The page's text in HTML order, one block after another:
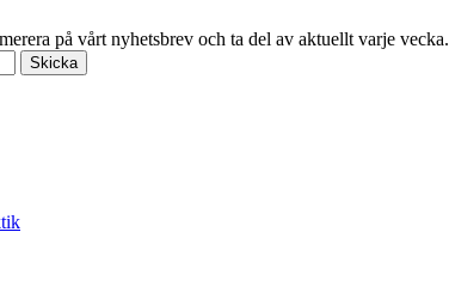
på vårt nyhetsbrev och ta del av aktuellt varje vecka.